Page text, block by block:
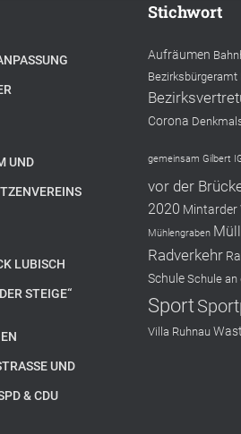
UND
LUBISCH
STEIGE“
UND DE
& CDU
Stichwort
Aufräumen
Bezirksbürgeramt
Corona
gemeinsam Gilbert
vor der
2020 Mintarder
Mühlengraben Müll
Radverkehr
Schule Schule an
Sport
Villa Ruhnau